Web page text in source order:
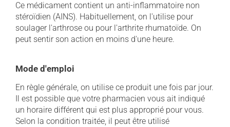
Ce médicament contient un anti-inflammatoire non
stéroïdien (AINS). Habituellement, on l'utilise pour
soulager l'arthrose ou pour l'arthrite rhumatoïde. On
peut sentir son action en moins d'une heure.
Mode d'emploi
En règle générale, on utilise ce produit une fois par jour.
Il est possible que votre pharmacien vous ait indiqué
un horaire différent qui est plus approprié pour vous.
Selon la condition traitée, il peut être utilisé